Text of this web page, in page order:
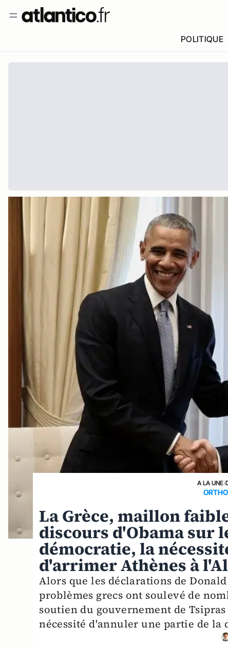
POLITIQUE
A LA UNE›
La Grèce, maillon
discours d'Obama sur
démocratie, la
d'arrimer Athènes à
Alors que les déclarations de
problèmes grecs ont soulevé de
soutien du gouvernement de
nécessité d'annuler une partie de la